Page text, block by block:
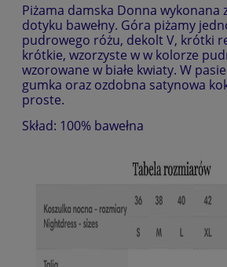
Piżama damska Donna wykonana
dotyku bawełny. Góra piżamy
pudrowego różu, dekolt V, krótki
krótkie, wzorzyste w w kolorze
wzorowane w białe kwiaty. W
gumka oraz ozdobna satynowa
proste.
Skład: 100% bawełna